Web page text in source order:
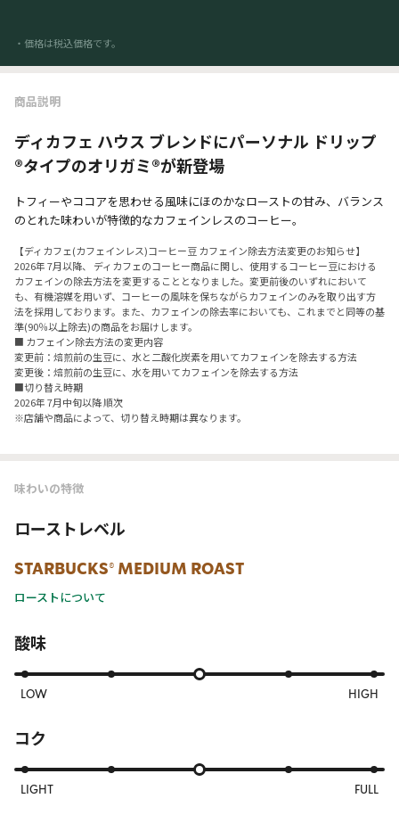
・価格は税込価格です。
商品説明
ディカフェ ハウス ブレンドにパーソナル ドリップ
®タイプのオリガミ®が新登場
トフィーやココアを思わせる風味にほのかなローストの甘み、バランス
のとれた味わいが特徴的なカフェインレスのコーヒー。
【ディカフェ(カフェインレス)コーヒー豆​ カフェイン除去方法変更のお知らせ​】
2026年 7月以降、 ディカフェのコーヒー商品に関し、使用するコーヒー豆における
カフェインの除去方法を変更することとなりました。​変更前後のいずれにおいて
も、有機溶媒を用いず、コーヒーの風味を保ちながらカフェインのみを取り出す方
法を採用しております。​また、カフェインの除去率においても、これまでと同等の基
準(90％以上除去)の商品をお届けします。
■ カフェイン除去方法の変更内容​
変更前：焙煎前の生豆に、水と二酸化炭素を用いてカフェインを除去する方法​
変更後：焙煎前の生豆に、水を用いてカフェインを除去する方法
■切り替え時期​
2026年 7月中旬以降 順次​
※店舗や商品によって、切り替え時期は異なります。
味わいの特徴
ローストレベル
STARBUCKS® MEDIUM ROAST
ローストについて
酸味
LOW HIGH
コク
LIGHT FULL